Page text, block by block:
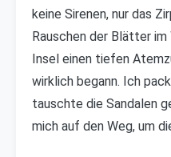
keine Sirenen, nur das
Rauschen der Blätter im
Insel einen tiefen
wirklich begann. Ich
tauschte die Sandalen
mich auf den Weg, um